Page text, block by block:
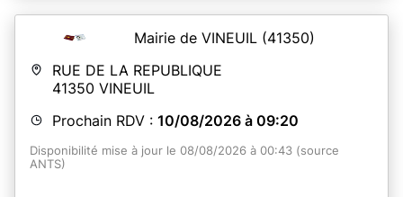
Mairie de VINEUIL (41350)
RUE DE LA REPUBLIQUE
41350 VINEUIL
Prochain RDV : 10/08/2026 à 09:20
Disponibilité mise à jour le 08/08/2026 à 00:43 (source
ANTS)